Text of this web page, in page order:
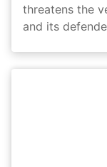
threatens the
and its